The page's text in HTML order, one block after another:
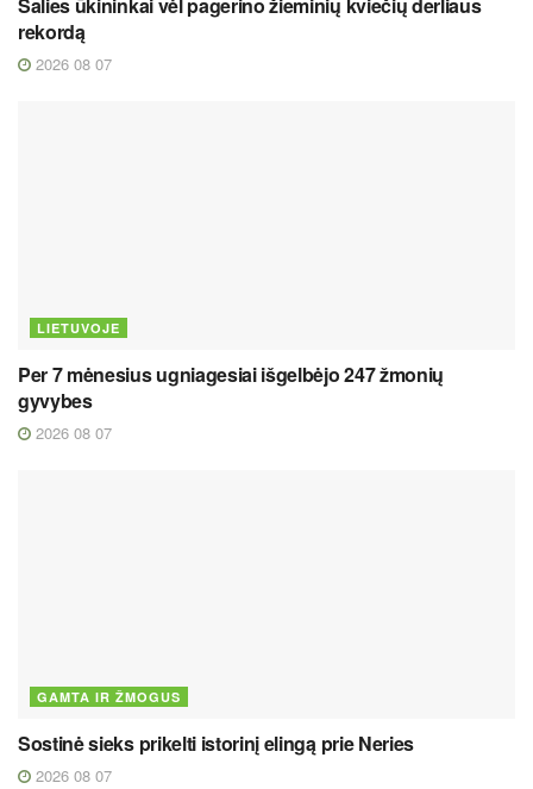
rekordą
2026 08 07
LIETUVOJE
Per 7 mėnesius ugniagesiai išgelbėjo 247 žmonių
gyvybes
2026 08 07
GAMTA IR ŽMOGUS
Sostinė sieks prikelti istorinį elingą prie Neries
2026 08 07